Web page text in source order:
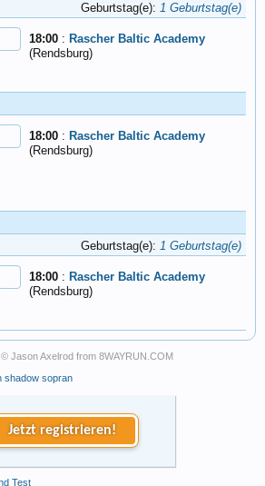
Geburtstag(e): 1 Geburtstag(e)
18:00 : Rascher Baltic Academy
(Rendsburg)
18:00 : Rascher Baltic Academy
(Rendsburg)
Geburtstag(e): 1 Geburtstag(e)
18:00 : Rascher Baltic Academy
(Rendsburg)
© Jason Axelrod from 8WAYRUN.COM
Jetzt registrieren!